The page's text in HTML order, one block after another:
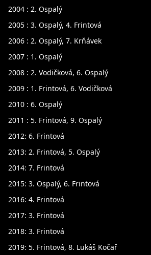
2004 : 2. Ospalý
2005 : 3. Ospalý, 4. Frintová
2006 : 2. Ospalý, 7. Krňávek
2007 : 1. Ospalý
2008 : 2. Vodičková, 6. Ospalý
2009 : 1. Frintová, 6. Vodičková
2010 : 6. Ospalý
2011 : 5. Frintová, 9. Ospalý
2012: 6. Frintová
2013: 2. Frintová, 5. Ospalý
2014: 7. Frintová
2015: 3. Ospalý, 6. Frintová
2016: 4. Frintová
2017: 3. Frintová
2018: 3. Frintová
2019: 5. Frintová, 8. Lukáš Kočař